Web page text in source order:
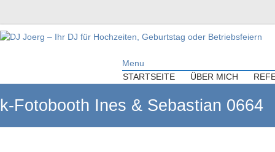
Geburtstag oder Betriebsfeiern
Firmenfeier.
Menu
STARTSEITE
ÜBER MICH
k-Fotobooth Ines & Sebastian 0664